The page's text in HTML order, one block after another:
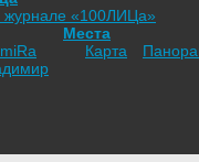
«100ЛИЦа»
Места
Карта